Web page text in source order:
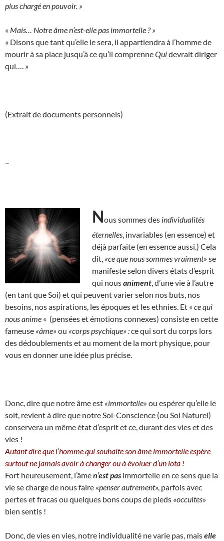
plus chargé en pouvoir. »
« Mais… Notre âme n’est-elle pas immortelle ? »
« Disons que tant qu’elle le sera, il appartiendra à l’homme de
mourir à sa place jusqu’à ce qu’il comprenneQuidevrait diriger
qui…. »
(Extrait de documents personnels)
–
Nous sommes des individualités
éternelles , invariables (en essence) et
déjà parfaite (en essence aussi.) Cela
dit, «ce que nous sommes vraiment» se
manifeste selon divers états d’esprit
qui nousaniment , d’une vie à l’autre
(en tant que Soi) et qui peuvent varier selon nos buts, nos
besoins, nos aspirations, les époques et les ethnies. Et « ce qui
nous anime « (pensées et émotions connexes) consiste en cette
fameuse «âme» ou «corps psychique» :ce qui sort du corps lors
des dédoublements et au moment de la mort physique, pour
vous en donner une idée plus précise.
Donc, dire que notre âme est «immortelle» ou espérer qu’elle le
soit, revient à dire que notre Soi-Conscience (ou Soi Naturel)
conservera un même état d’esprit et ce, durant des vies et des
vies !
Autant dire que l’homme qui souhaite son âme immortelle espère
surtout ne jamais avoir à changer ou à évoluer d’un iota !
Fort heureusement, l’âmen’est pas immortelle en ce sens que la
vie se charge de nous faire «penser autrement», parfois avec
pertes et fracas ou quelques bons coups de pieds «occultes»
bien sentis !
Donc, de vies en vies, notre individualité ne varie pas, maiselle